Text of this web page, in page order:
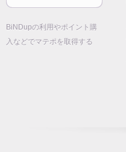
BiNDupの利用やポイント購
入などでマテポを取得する